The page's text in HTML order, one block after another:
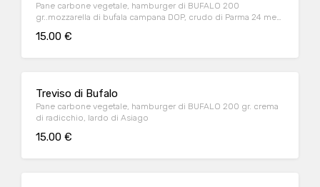
Pane carbone vegetale, hamburger di BUFALO 200
gr..mozzarella di bufala campana DOP, crudo di Parma 24 mesi
15.00 €
Treviso di Bufalo
Pane carbone vegetale, hamburger di BUFALO 200 gr. crema
di radicchio, lardo di Asiago
15.00 €